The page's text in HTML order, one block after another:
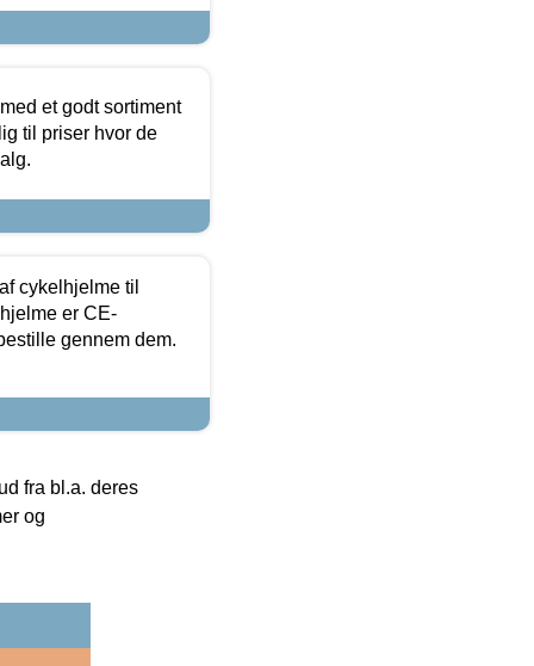
et godt sortiment
til priser hvor de
cykelhjelme til
er CE-
gennem dem.
fra bl.a. deres
og